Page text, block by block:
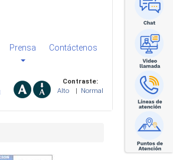
Prensa Contáctenos
Contraste:
Alto
Normal